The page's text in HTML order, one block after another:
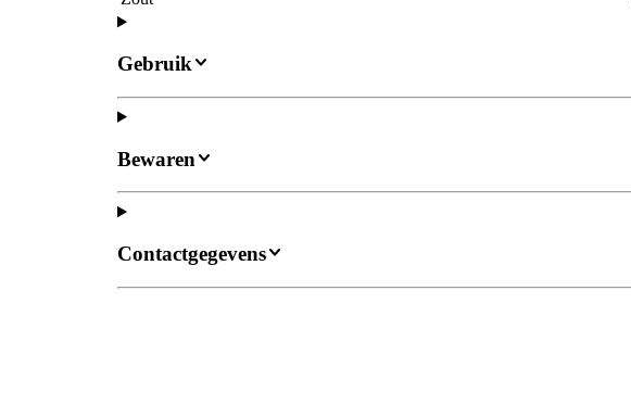
Gebruik
Bewaren
Contactgegevens